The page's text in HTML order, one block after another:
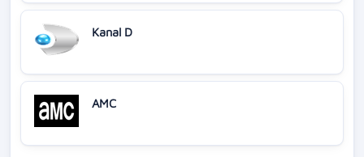
Kanal D
AMC